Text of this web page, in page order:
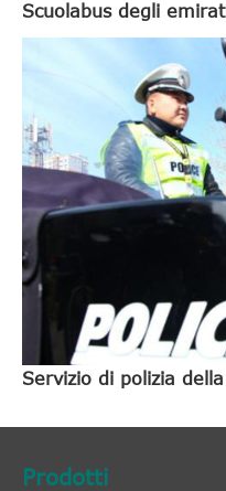
Scuolabus degli
Servizio di polizia
Prodotti